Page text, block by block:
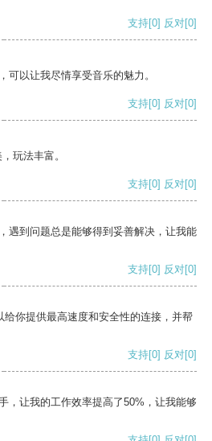
支持[0] 反对[0]
可以让我尽情享受音乐的魅力。
支持[0] 反对[0]
玩法丰富。
支持[0] 反对[0]
遇到问题总是能够得到妥善解决，让我能
支持[0] 反对[0]
你提供最高速度和安全性的连接，并帮
支持[0] 反对[0]
，让我的工作效率提高了50%，让我能够